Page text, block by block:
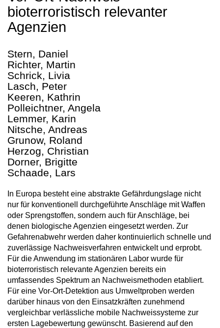
bioterroristisch relevanter
Agenzien
Stern, Daniel
Richter, Martin
Schrick, Livia
Lasch, Peter
Keeren, Kathrin
Polleichtner, Angela
Lemmer, Karin
Nitsche, Andreas
Grunow, Roland
Herzog, Christian
Dorner, Brigitte
Schaade, Lars
In Europa besteht eine abstrakte Gefährdungslage nicht
nur für konventionell durchgeführte Anschläge mit Waffen
oder Sprengstoffen, sondern auch für Anschläge, bei
denen biologische Agenzien eingesetzt werden. Zur
Gefahrenabwehr werden daher kontinuierlich schnelle und
zuverlässige Nachweisverfahren entwickelt und erprobt.
Für die Anwendung im stationären Labor wurde für
bioterroristisch relevante Agenzien bereits ein
umfassendes Spektrum an Nachweismethoden etabliert.
Für eine Vor-Ort-Detektion aus Umweltproben werden
darüber hinaus von den Einsatzkräften zunehmend
vergleichbar verlässliche mobile Nachweissysteme zur
ersten Lagebewertung gewünscht. Basierend auf den